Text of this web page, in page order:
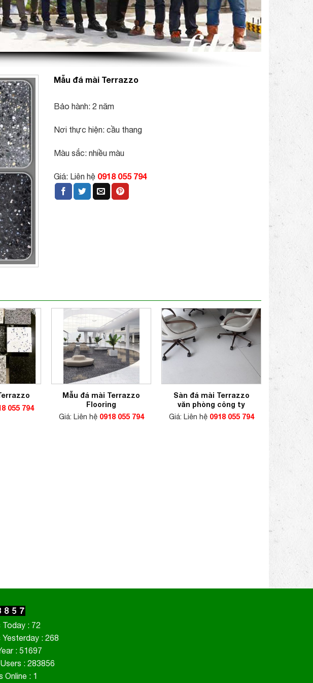
Mẫu đá mài Terrazzo
Bảo hành: 2 năm
Nơi thực hiện: cầu thang
Màu sắc: nhiều màu
Giá: Liên hệ 0918 055 794
055 794
Mẫu đá mài Terrazzo
Flooring
Giá: Liên hệ 0918 055 794
Sàn đá mài Terrazzo
văn phòng công ty
Giá: Liên hệ 0918 055 794
Today : 72
Yesterday : 268
: 51697
: 283856
Online : 1